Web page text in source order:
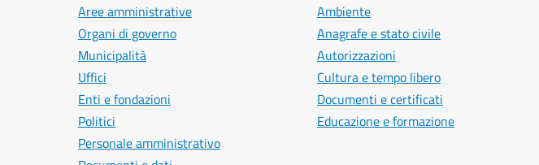
Aree amministrative
Organi di governo
Municipalità
Uffici
Enti e fondazioni
Politici
Personale amministrativo
Ambiente
Anagrafe e stato civile
Autorizzazioni
Cultura e tempo libero
Documenti e certificati
Educazione e formazione